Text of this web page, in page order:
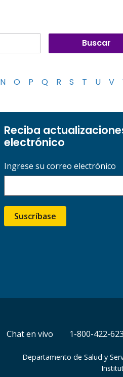
N O P Q R S T U V
Reciba
electrónico
Ingrese su correo electrónico
Suscríbase
Chat en vivo 1-800-422-
Departamento de Salud y